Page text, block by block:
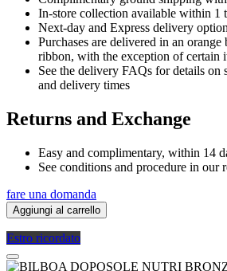
In-store collection available within 1
Next-day and Express delivery
Purchases are delivered in an
ribbon, with the exception of certain
See the delivery FAQs for details on
and delivery times
Returns and Exchange
Easy and complimentary, within 14
See conditions and procedure in our
fare una domanda
Aggiungi al carrello
Estro ricordato